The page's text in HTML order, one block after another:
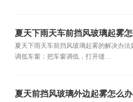
夏天下雨天车前挡风玻璃起雾
办？
夏天下雨天车前挡风玻璃起雾的解决办法
调低车窗：把车窗调低，打开缝...
夏天前挡风玻璃外边起雾怎么办